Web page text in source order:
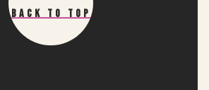
Back To Top